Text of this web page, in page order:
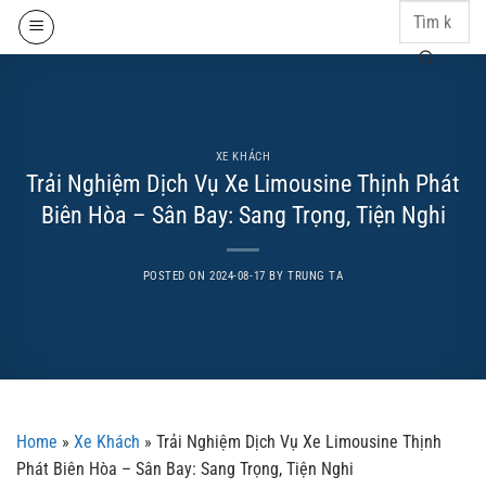
Skip
XE KHÁCH
Trải Nghiệm Dịch Vụ Xe Limousine Thịnh Phát
Biên Hòa – Sân Bay: Sang Trọng, Tiện Nghi
POSTED ON2024-08-17 BY TRUNG TA
Home » Xe Khách » Trải Nghiệm Dịch Vụ Xe Limousine Thịnh
Phát Biên Hòa – Sân Bay: Sang Trọng, Tiện Nghi